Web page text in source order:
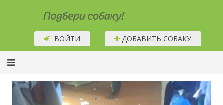
Подбери собаку!
ВОЙТИ ДОБАВИТЬ СОБАКУ